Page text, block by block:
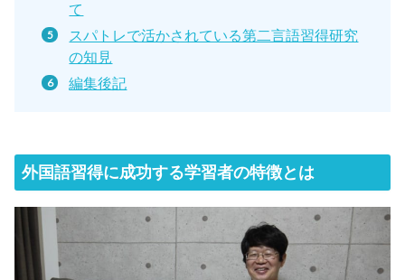
て
スパトレで活かされている第二言語習得研究
の知見
編集後記
外国語習得に成功する学習者の特徴とは